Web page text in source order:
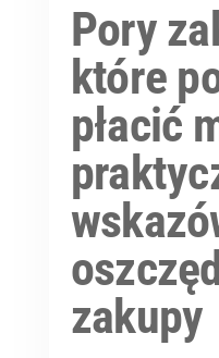
Pory
które
płacić
zakupy